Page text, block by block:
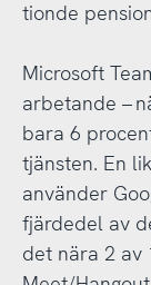
tionde
Microsoft
arbetande –
bara 6
tjänsten. En
använder
fjärdedel av
det nära 2 av